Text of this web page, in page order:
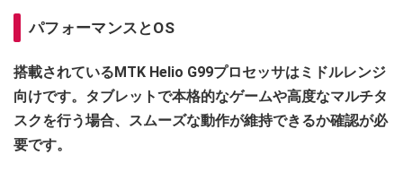
パフォーマンスとOS
搭載されているMTK Helio G99プロセッサはミドルレンジ
向けです。タブレットで本格的なゲームや高度なマルチタ
スクを行う場合、スムーズな動作が維持できるか確認が必
要です。